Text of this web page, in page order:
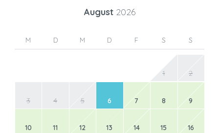
August 2026
M D M D F S S
1 2
3 4 5 6 7 8 9
10 11 12 13 14 15 16